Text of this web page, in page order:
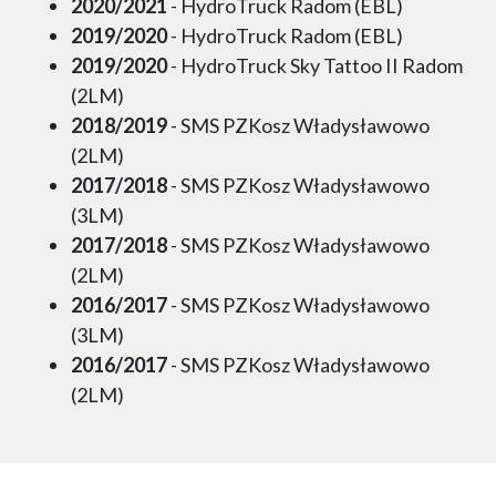
2020/2021 - HydroTruck Radom (EBL)
2019/2020- HydroTruck Radom (EBL)
2019/2020- HydroTruck Sky Tattoo II Radom
(2LM)
2018/2019- SMS PZKosz Władysławowo
(2LM)
2017/2018- SMS PZKosz Władysławowo
(3LM)
2017/2018- SMS PZKosz Władysławowo
(2LM)
2016/2017- SMS PZKosz Władysławowo
(3LM)
2016/2017- SMS PZKosz Władysławowo
(2LM)